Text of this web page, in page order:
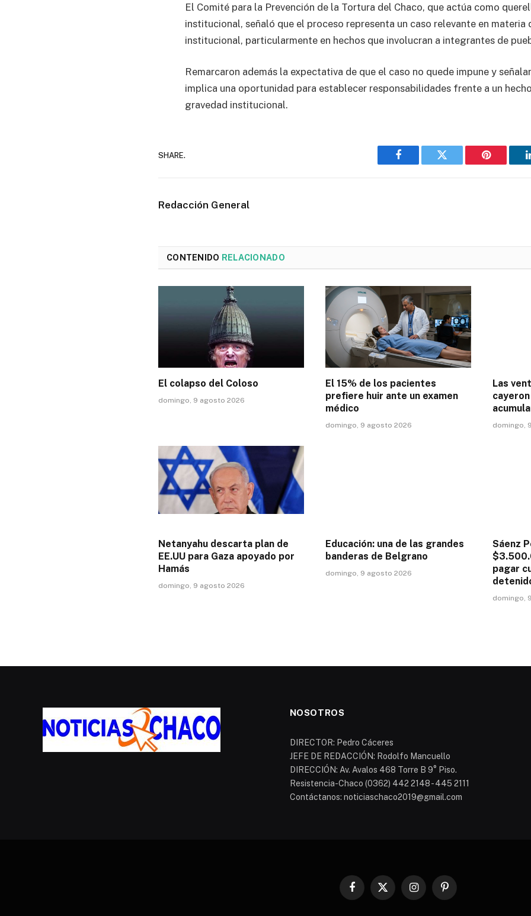
El Comité para la Prevención de la Tortura del Chaco, que actúa como
institucional, señaló que el proceso representa un caso relevante en materia
institucional, particularmente en hechos que involucran a integrantes de
Remarcaron además la expectativa de que el caso no quede impune y
implica una oportunidad para establecer responsabilidades frente a un
gravedad institucional.
SHARE.
Facebook Twitter Pinterest
Redacción General
CONTENIDO RELACIONADO
El colapso del Coloso
domingo, 9 agosto 2026
El 15% de los pacientes
prefiere huir ante un examen
médico
domingo, 9 agosto 2026
Las
domingo,
Netanyahu descarta plan de
EE.UU para Gaza apoyado por
Hamás
domingo, 9 agosto 2026
Educación: una de las grandes
banderas de Belgrano
domingo, 9 agosto 2026
Sáenz
pagar
domingo,
NOSOTROS
DIRECTOR: Pedro Cáceres
JEFE DE REDACCIÓN: Rodolfo Mancuello
DIRECCIÓN: Av. Avalos 468 Torre B 9° Piso.
Resistencia-Chaco (0362) 442 2148 - 445 2111
Contáctanos: noticiaschaco2019@gmail.com
Facebook
X
InstagramPinterest